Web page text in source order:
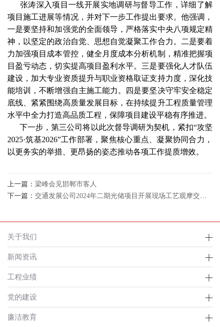
张涛深入项目一线开展实地调研与督导工作，详细了解
项目施工进展等情况，并对下一步工作提出要求。他强调，
一是要坚持和加强党的全面领导，严格落实中央八项规定精
神，以坚定的政治自觉、思想自觉凝聚工作合力。二是要着
力加强项目成本管控，健全月度成本分析机制，精准把握项
目盈亏动态，切实提高项目盈利水平。三是要强化人才队伍
建设，加大专业资质提升与职业资格取证支持力度，深化技
能培训，不断增强自主施工能力。四是要坚决守牢安全稳定
底线、紧紧围绕高质量发展目标，在持续提升工程质量管理
水平中全力打造高品质工程，保障项目建设平稳有序推进。
下一步，第三公司将以此次督导调研为契机，紧扣“攻坚
2025·筑基2026”工作部署，聚焦核心重点、凝聚协同合力，
以更务实的举措、更昂扬的姿态推动各项工作提质增效。
上一篇： 梁峰会见邯郸市客人
下一篇： 交通发展公司2024年二期光储项目开展现场工艺观摩交流活动
关于我们
新闻资讯
工程业绩
党的建设
廉洁教育